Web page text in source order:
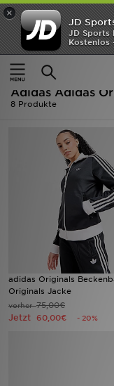
×
JD
JD Sports
Kostenlos
Home
Frauen
Ausverkauf |
Adidas Adidas
8 Produkte
adidas Originals
Originals Jacke
vorher75,00€
Jetzt 60,00€ - 20%
ANGEBOTE
Neuheiten
Herren
Bestsellers
Sport
Lade die APP